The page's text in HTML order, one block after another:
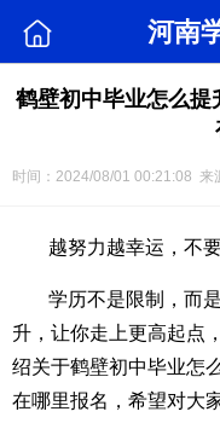
河南
鹤壁初中毕业怎么提
时间：2024/08/01 00:21:08 来
越努力越幸运，不
学历不是限制，而
升，让你走上更高起点
绍关于鹤壁初中毕业怎
在哪里报名，希望对大